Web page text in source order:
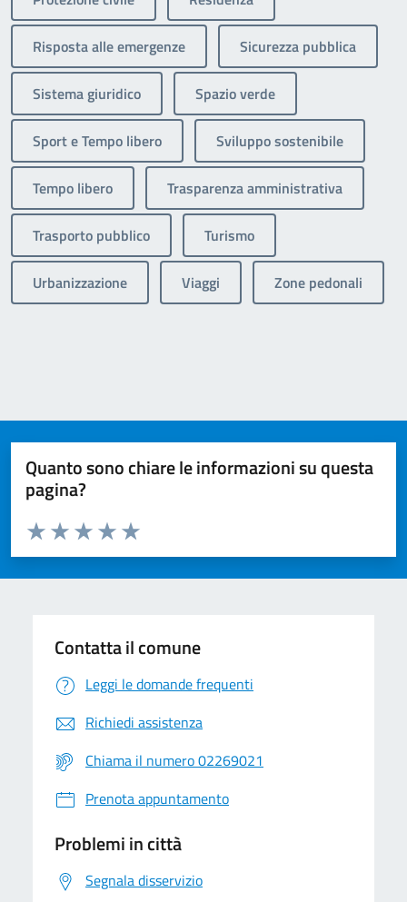
Risposta alle emergenze Sicurezza pubblica
Sistema giuridico Spazio verde
Sport e Tempo libero Sviluppo sostenibile
Tempo libero Trasparenza amministrativa
Trasporto pubblico Turismo
Urbanizzazione Viaggi Zone pedonali
Quanto sono chiare le informazioni su questa
pagina?
Valuta da 1 a 5 stelle la pagina
Valuta 5 stelle su 5
Valuta 4 stelle su 5
Valuta 3 stelle su 5
Valuta 2 stelle su 5
Valuta 1 stelle su 5
Contatta il comune
Leggi le domande frequenti
Richiedi assistenza
Chiama il numero 02269021
Prenota appuntamento
Problemi in città
Segnala disservizio